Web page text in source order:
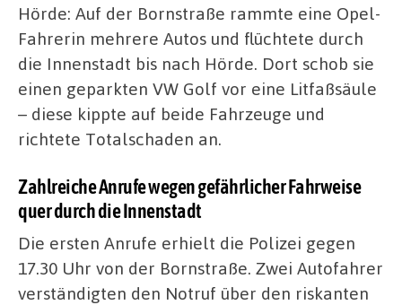
Hörde: Auf der Bornstraße rammte eine Opel-
Fahrerin mehrere Autos und flüchtete durch
die Innenstadt bis nach Hörde. Dort schob sie
einen geparkten VW Golf vor eine Litfaßsäule
– diese kippte auf beide Fahrzeuge und
richtete Totalschaden an.
Zahlreiche Anrufe wegen gefährlicher Fahrweise
quer durch die Innenstadt
Die ersten Anrufe erhielt die Polizei gegen
17.30 Uhr von der Bornstraße. Zwei Autofahrer
verständigten den Notruf über den riskanten